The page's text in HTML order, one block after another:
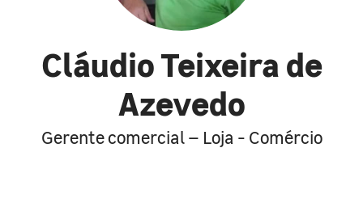
Cláudio Teixeira de
Azevedo
Gerente comercial – Loja - Comércio